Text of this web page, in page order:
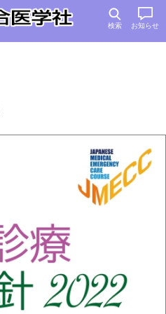
検索 お知らせ